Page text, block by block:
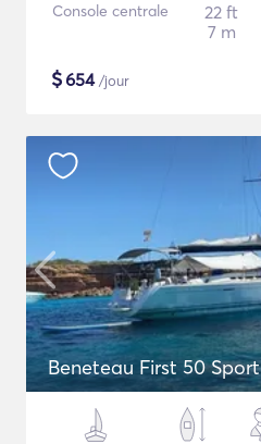
Console centrale
22 ft
7 m
$654/jour
Beneteau First 50 Sport